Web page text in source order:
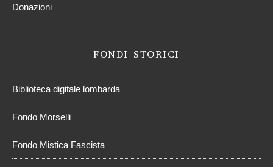
Donazioni
FONDI STORICI
Biblioteca digitale lombarda
Fondo Morselli
Fondo Mistica Fascista